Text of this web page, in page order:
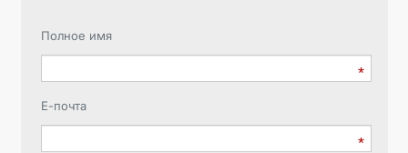
Полное имя
Е-почта